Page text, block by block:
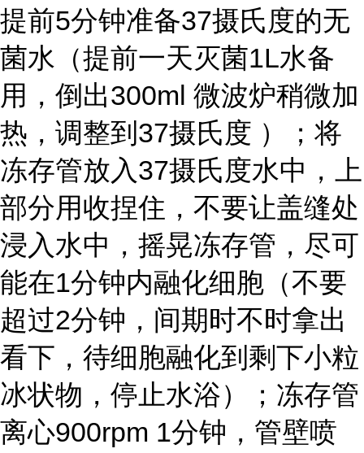
提前5分钟准备37摄氏度的无
菌水（提前一天灭菌1L水备
用，倒出300ml 微波炉稍微加
热，调整到37摄氏度 ）；将
冻存管放入37摄氏度水中，上
部分用收捏住，不要让盖缝处
浸入水中，摇晃冻存管，尽可
能在1分钟内融化细胞（不要
超过2分钟，间期时不时拿出
看下，待细胞融化到剩下小粒
冰状物，停止水浴）；冻存管
离心900rpm 1分钟，管壁喷